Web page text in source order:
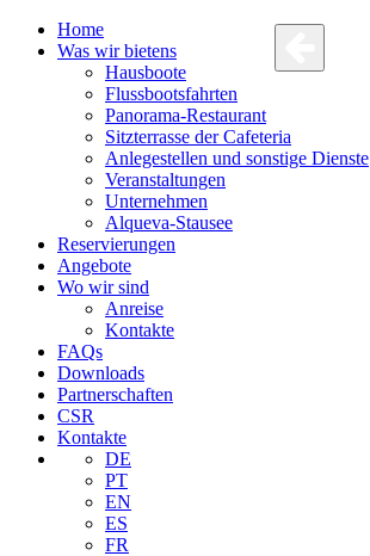
Home
Was wir bietens
Hausboote
Flussbootsfahrten
Panorama-Restaurant
Sitzterrasse der Cafeteria
Anlegestellen und sonstige Dienste
Veranstaltungen
Unternehmen
Alqueva-Stausee
Reservierungen
Angebote
Wo wir sind
Anreise
Kontakte
FAQs
Downloads
Partnerschaften
CSR
Kontakte
DE
PT
EN
ES
FR